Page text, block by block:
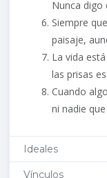
Nunca digo
Siempre
paisaje,
La vida
las prisas
Cuando
ni nadie
Ideales
Vínculos